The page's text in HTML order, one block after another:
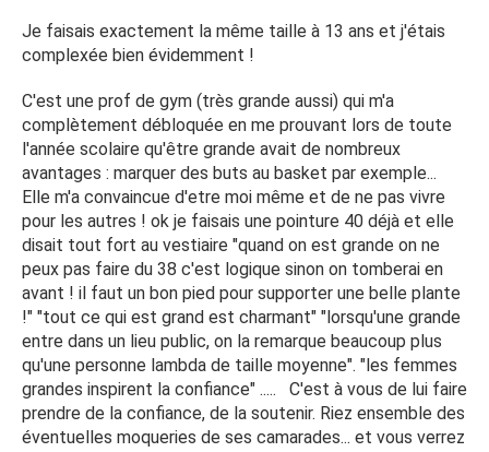
Je faisais exactement la même taille à 13 ans et j'étais
complexée bien évidemment !
C'est une prof de gym (très grande aussi) qui m'a
complètement débloquée en me prouvant lors de toute
l'année scolaire qu'être grande avait de nombreux
avantages : marquer des buts au basket par exemple...
Elle m'a convaincue d'etre moi même et de ne pas vivre
pour les autres ! ok je faisais une pointure 40 déjà et elle
disait tout fort au vestiaire "quand on est grande on ne
peux pas faire du 38 c'est logique sinon on tomberai en
avant ! il faut un bon pied pour supporter une belle plante
!" "tout ce qui est grand est charmant" "lorsqu'une grande
entre dans un lieu public, on la remarque beaucoup plus
qu'une personne lambda de taille moyenne". "les femmes
grandes inspirent la confiance" ..... C'est à vous de lui faire
prendre de la confiance, de la soutenir. Riez ensemble des
éventuelles moqueries de ses camarades... et vous verrez